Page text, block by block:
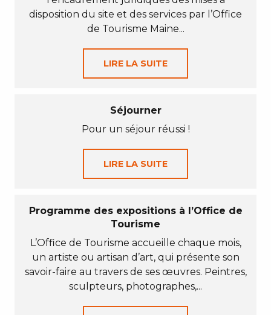
disposition du site et des services par l’Office
de Tourisme Maine...
LIRE LA SUITE
Séjourner
Pour un séjour réussi !
LIRE LA SUITE
Programme des expositions à l’Office de
Tourisme
L’Office de Tourisme accueille chaque mois,
un artiste ou artisan d’art, qui présente son
savoir-faire au travers de ses œuvres. Peintres,
sculpteurs, photographes,...